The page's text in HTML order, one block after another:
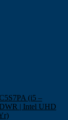
(i5 –
| Intel UHD